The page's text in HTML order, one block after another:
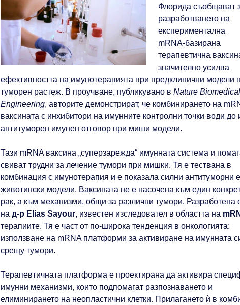
Флорида съобщават
разработването на
експериментална
mRNA‑базирана
терапевтична
значително усилва
ефективността на имунотерапията при предклинични модели
туморен растеж. В проучване, публикувано в Nature Biomedical
Engineering, авторите демонстрират, че комбинирането на
ваксината с инхибитори на имунните контролни точки води до
антитуморен имунен отговор при миши модели.
Тази mRNA ваксина „суперзарежда“ имунната система и
свиват трудни за лечение тумори при мишки. Тя е тествана в
комбинация с имунотерапия и е показала силни антитуморни
животински модели. Ваксината не е насочена към един
рак, а към механизми, общи за различни тумори. Разработена
на д-р Elias Sayour, известен изследовател в областта на
терапиите. Тя е част от по-широка тенденция в онкологията:
използване на mRNA платформи за активиране на имунната
срещу тумори.
Терапевтичната платформа е проектирана да активира
имунни механизми, които подпомагат разпознаването и
елиминирането на неопластични клетки. Прилагането ѝ в